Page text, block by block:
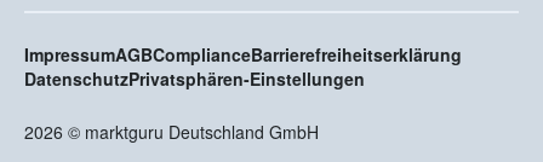
ImpressumAGBComplianceBarrierefreiheitserklärung
DatenschutzPrivatsphären-Einstellungen
2026 © marktguru Deutschland GmbH